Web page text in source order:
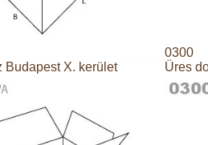
Budapest X. kerület
0300
Üres